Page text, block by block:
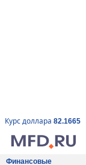
Курс доллара 82.1665
Финансовые